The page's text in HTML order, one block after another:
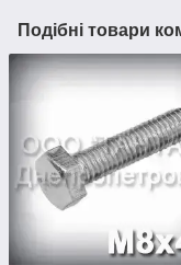
Подібні товари